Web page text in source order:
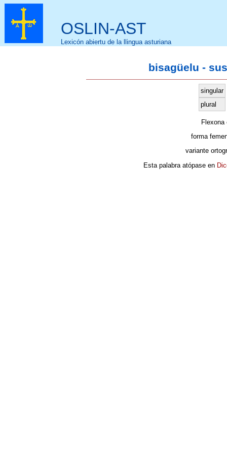
OSLIN-AST
Lexicón abiertu de la llingua asturiana
bisagüelu -
singular
plural
forma
variante
Esta palabra atópase en